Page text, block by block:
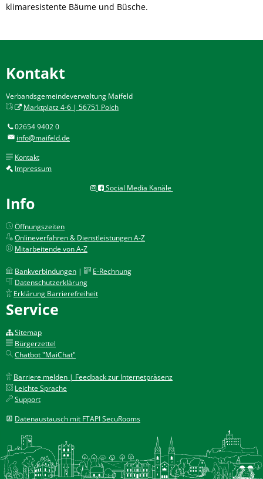
klimaresistente Bäume und Büsche.
Kontakt
Verbandsgemeindeverwaltung Maifeld
Marktplatz 4-6 | 56751 Polch
02654 9402 0
info@maifeld.de
Kontakt
Impressum
Social Media Kanäle
Info
Öffnungszeiten
Onlineverfahren & Dienstleistungen A-Z
Mitarbeitende von A-Z
Bankverbindungen |
E-Rechnung
Datenschutzerklärung
Erklärung Barrierefreiheit
Service
Sitemap
Bürgerzettel
Chatbot "MaiChat"
Barriere melden | Feedback zur Internetpräsenz
Leichte Sprache
Support
Datenaustausch mit FTAPI SecuRooms